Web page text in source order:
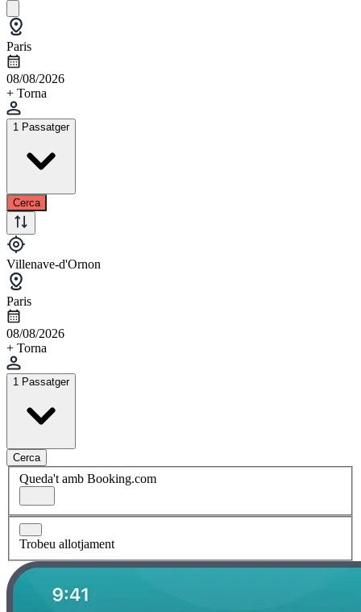
Paris
08/08/2026
+ Torna
1 Passatger
Cerca
Villenave-d'Ornon
Paris
08/08/2026
+ Torna
1 Passatger
Cerca
Queda't amb Booking.com
Trobeu allotjament